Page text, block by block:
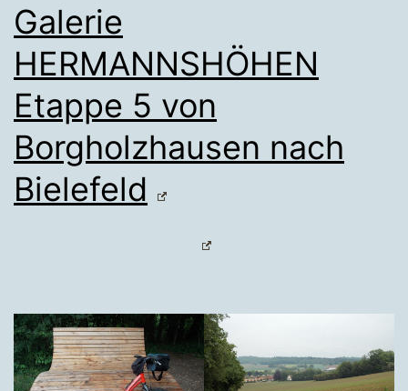
Galerie
HERMANNSHÖHEN
Etappe 5 von
Borgholzhausen nach
Bielefeld